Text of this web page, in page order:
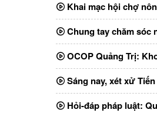
Khai mạc hội chợ
Chung tay chăm sóc
OCOP Quảng Trị:
Sáng nay, xét xử
Hỏi-đáp pháp luật: